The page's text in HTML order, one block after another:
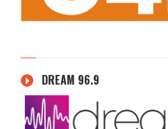
DREAM 96.9